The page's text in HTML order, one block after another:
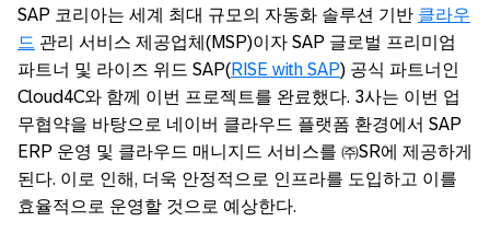
SAP 코리아는 세계 최대 규모의 자동화 솔루션 기반 클라우
드 관리 서비스 제공업체(MSP)이자 SAP 글로벌 프리미엄
파트너 및 라이즈 위드 SAP(RISE with SAP) 공식 파트너인
Cloud4C와 함께 이번 프로젝트를 완료했다. 3사는 이번 업
무협약을 바탕으로 네이버 클라우드 플랫폼 환경에서 SAP
ERP 운영 및 클라우드 매니지드 서비스를 ㈜SR에 제공하게
된다. 이로 인해, 더욱 안정적으로 인프라를 도입하고 이를
효율적으로 운영할 것으로 예상한다.